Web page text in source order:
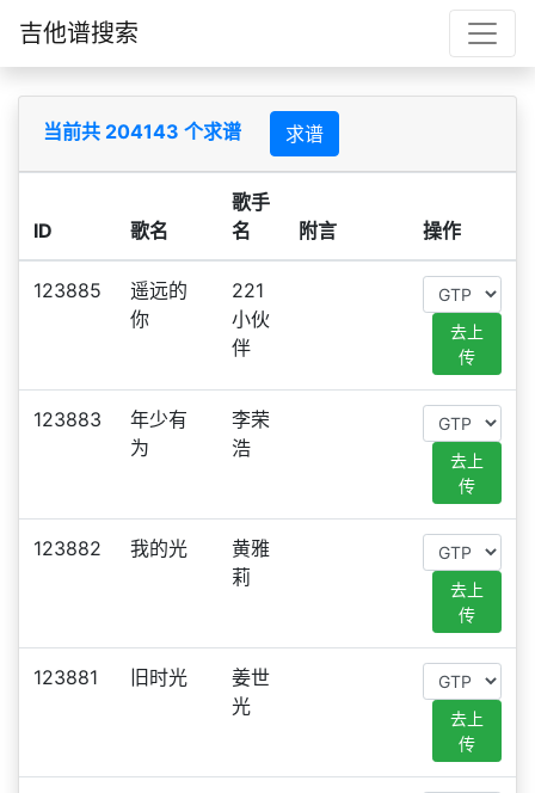
吉他谱搜索
当前共 204143 个求谱 求谱
ID 歌名
歌手
名
附言 操作
123885
遥远的
你
221
小伙
伴
去上
传
123883
年少有
为
李荣
浩
去上
传
123882 我的光
黄雅
莉
去上
传
123881 旧时光
姜世
光
去上
传